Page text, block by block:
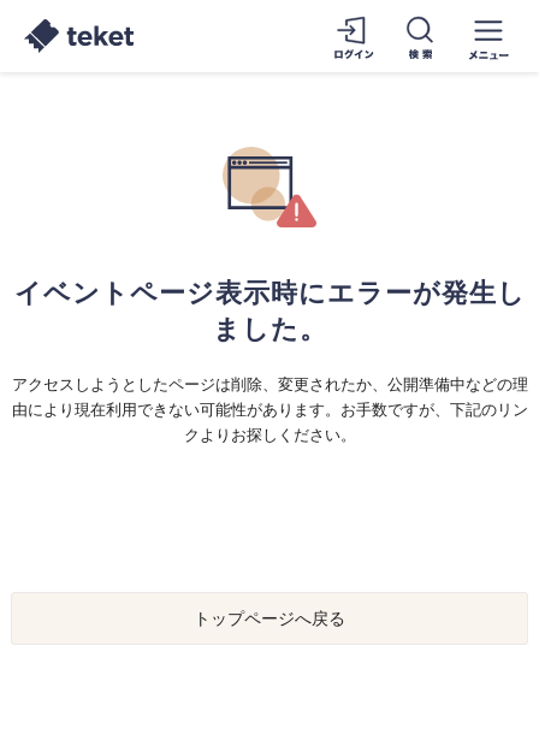
イベントページ表示時にエラーが発生し
ました。
アクセスしようとしたページは削除、変更されたか、公開準備中などの理
由により現在利用できない可能性があります。お手数ですが、下記のリン
クよりお探しください。
トップページへ戻る